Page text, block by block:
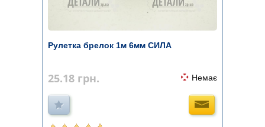
Рулетка брелок 1м 6мм СИЛА
25.18 грн. Немає